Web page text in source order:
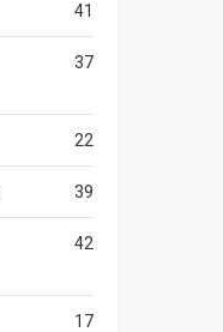
41
37
22
39
42
17